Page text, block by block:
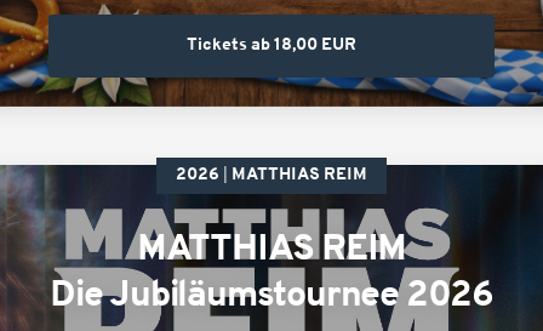
Tickets ab 18,00 EUR
2026 MATTHIAS REIM
MATTHIAS REIM
Die Jubiläumstournee 2026